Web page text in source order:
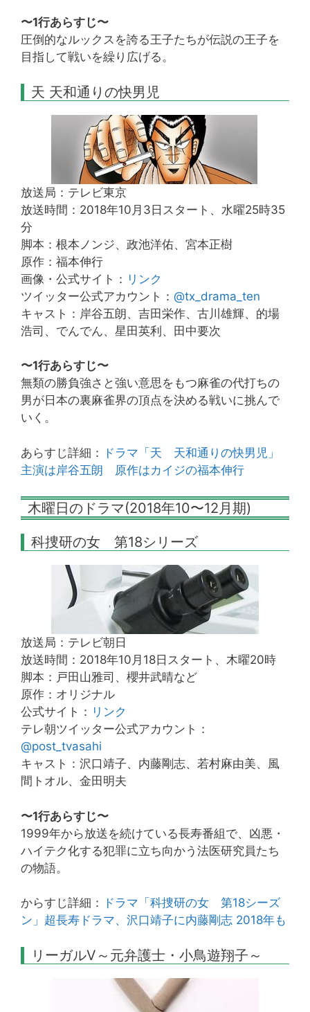
〜1行あらすじ〜
圧倒的なルックスを誇る王子たちが伝説の王子を
目指して戦いを繰り広げる。
天 天和通りの快男児
放送局：テレビ東京
放送時間：2018年10月3日スタート、水曜25時35
分
脚本：根本ノンジ、政池洋佑、宮本正樹
原作：福本伸行
画像・公式サイト： リンク
ツイッター公式アカウント： @tx_drama_ten
キャスト：岸谷五朗、吉田栄作、古川雄輝、的場
浩司、でんでん、星田英利、田中要次
〜1行あらすじ〜
無類の勝負強さと強い意思をもつ麻雀の代打ちの
男が日本の裏麻雀界の頂点を決める戦いに挑んで
いく。
あらすじ詳細：
ドラマ「天 天和通りの快男児」
主演は岸谷五朗 原作はカイジの福本伸行
木曜日のドラマ(2018年10〜12月期)
科捜研の女 第18シリーズ
放送局：テレビ朝日
放送時間：2018年10月18日スタート、木曜20時
脚本：戸田山雅司、櫻井武晴など
原作：オリジナル
公式サイト： リンク
テレ朝ツイッター公式アカウント：
@post_tvasahi
キャスト：沢口靖子、内藤剛志、若村麻由美、風
間トオル、金田明夫
〜1行あらすじ〜
1999年から放送を続けている長寿番組で、凶悪・
ハイテク化する犯罪に立ち向かう法医研究員たち
の物語。
からすじ詳細：
ドラマ「科捜研の女 第18シーズ
ン」超長寿ドラマ、沢口靖子に内藤剛志 2018年も
リーガルV～元弁護士・小鳥遊翔子～